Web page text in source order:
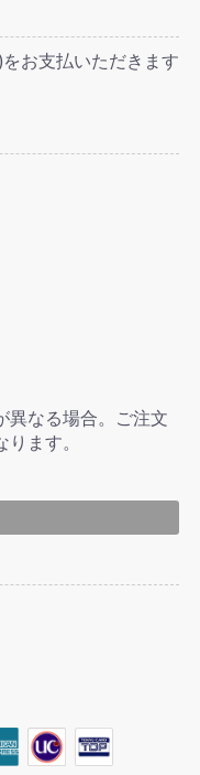
お支払いただきます
異なる場合。ご注文
ます。